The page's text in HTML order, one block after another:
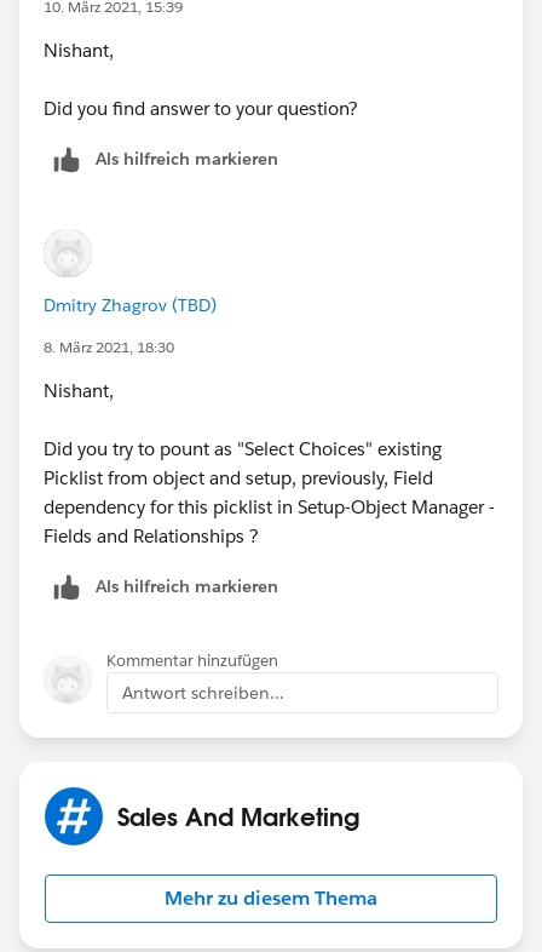
10. März 2021, 15:39
Nishant,
Did you find answer to your question?
Als hilfreich markieren
Dmitry Zhagrov (TBD)
8. März 2021, 18:30
Nishant,
Did you try to pount as "Select Choices" existing
Picklist from object and setup, previously, Field
dependency for this picklist in Setup-Object Manager -
Fields and Relationships ?
Als hilfreich markieren
Kommentar hinzufügen
Antwort schreiben...
Sales And Marketing
Mehr zu diesem Thema